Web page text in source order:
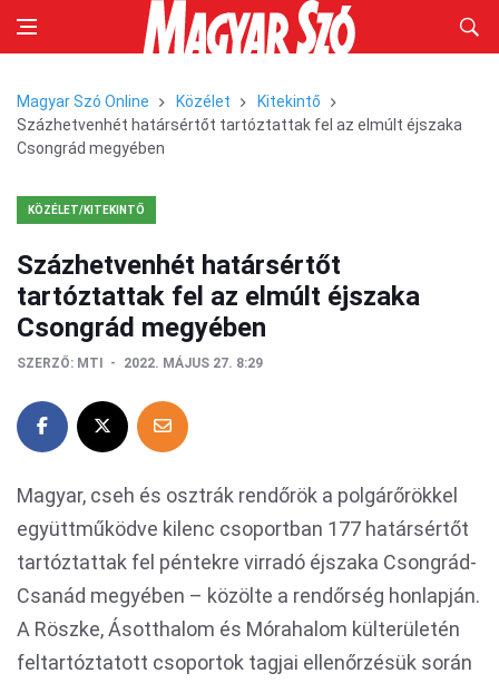
Magyar Szó Online Közélet
Kitekintő
Százhetvenhét határsértőt tartóztattak fel az elmúlt éjszaka
Csongrád megyében
KÖZÉLET/KITEKINTŐ
Százhetvenhét határsértőt
tartóztattak fel az elmúlt éjszaka
Csongrád megyében
SZERZŐ: MTI 2022. MÁJUS 27. 8:29
Magyar, cseh és osztrák rendőrök a polgárőrökkel
együttműködve kilenc csoportban 177 határsértőt
tartóztattak fel péntekre virradó éjszaka Csongrád-
Csanád megyében – közölte a rendőrség honlapján.
A Röszke, Ásotthalom és Mórahalom külterületén
feltartóztatott csoportok tagjai ellenőrzésük során